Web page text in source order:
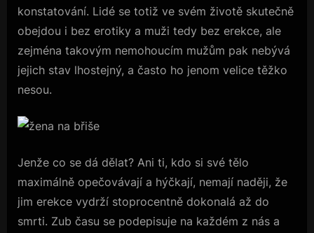
konstatování. Lidé se totiž ve svém životě skutečně
obejdou i bez erotiky a muži tedy bez erekce, ale
zejména takovým nemohoucím mužům pak nebývá
jejich stav lhostejný, a často ho jenom velice těžko
nesou.
Jenže co se dá dělat? Ani ti, kdo si své tělo
maximálně opečovávají a hýčkají, nemají naději, že
jim erekce vydrží stoprocentně dokonalá až do
smrti. Zub času se podepisuje na každém z nás a